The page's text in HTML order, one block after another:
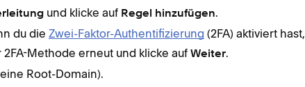
und klicke auf Regel hinzufügen.
du die Zwei-Faktor-Authentifizierung (2FA) aktiviert hast,
Methode erneut und klicke auf Weiter.
Root-Domain).